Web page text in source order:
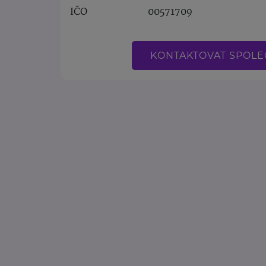
IČO
00571709
KONTAKTOVAT